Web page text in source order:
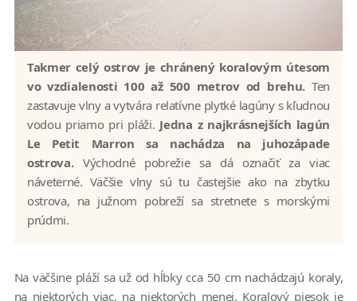
Takmer celý ostrov je chránený koralovým útesom
vo vzdialenosti 100 až 500 metrov od brehu.Ten
zastavuje vlny a vytvára relatívne plytké lagúny s kľudnou
vodou priamo pri pláži. Jedna z najkrásnejších lagún
Le Petit Marron sa nachádza na juhozápade
ostrova.Východné pobrežie sa dá označiť za viac
náveterné. Väčšie vlny sú tu častejšie ako na zbytku
ostrova, na južnom pobreží sa stretnete s morskými
prúdmi.
Na väčšine pláží sa už od hĺbky cca 50 cm nachádzajú koraly,
na niektorých viac, na niektorých menej. Koralový piesok je